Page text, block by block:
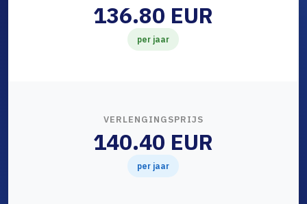
136.80 EUR
per jaar
VERLENGINGSPRIJS
140.40 EUR
per jaar